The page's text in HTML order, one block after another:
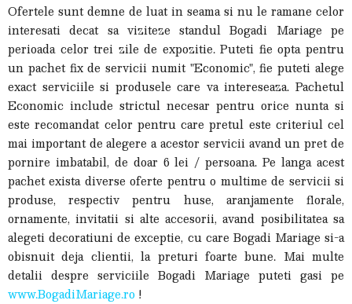
Ofertele sunt demne de luat in seama si nu le ramane celor
interesati decat sa viziteze standul Bogadi Mariage pe
perioada celor trei zile de expozitie. Puteti fie opta pentru
un pachet fix de servicii numit "Economic", fie puteti alege
exact serviciile si produsele care va intereseaza. Pachetul
Economic include strictul necesar pentru orice nunta si
este recomandat celor pentru care pretul este criteriul cel
mai important de alegere a acestor servicii avand un pret de
pornire imbatabil, de doar 6 lei / persoana. Pe langa acest
pachet exista diverse oferte pentru o multime de servicii si
produse, respectiv pentru huse, aranjamente florale,
ornamente, invitatii si alte accesorii, avand posibilitatea sa
alegeti decoratiuni de exceptie, cu care Bogadi Mariage si-a
obisnuit deja clientii, la preturi foarte bune. Mai multe
detalii despre serviciile Bogadi Mariage puteti gasi pe
www.BogadiMariage.ro !